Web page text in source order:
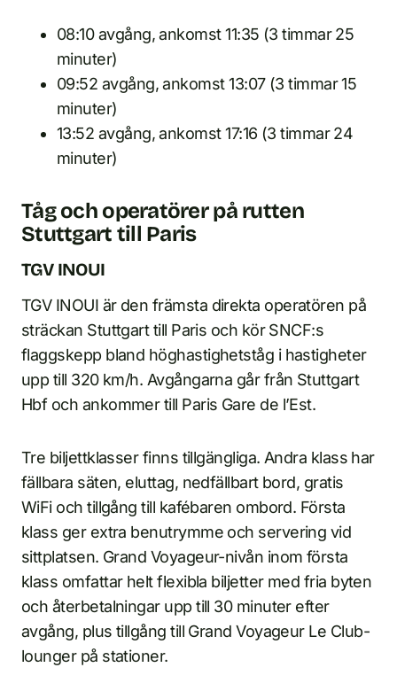
08:10 avgång, ankomst 11:35 (3 timmar 25
minuter)
09:52 avgång, ankomst 13:07 (3 timmar 15
minuter)
13:52 avgång, ankomst 17:16 (3 timmar 24
minuter)
Tåg och operatörer på rutten
Stuttgart till Paris
TGV INOUI
TGV INOUI är den främsta direkta operatören på
sträckan Stuttgart till Paris och kör SNCF:s
flaggskepp bland höghastighetståg i hastigheter
upp till 320 km/h. Avgångarna går från Stuttgart
Hbf och ankommer till Paris Gare de l’Est.
Tre biljettklasser finns tillgängliga. Andra klass har
fällbara säten, eluttag, nedfällbart bord, gratis
WiFi och tillgång till kafébaren ombord. Första
klass ger extra benutrymme och servering vid
sittplatsen. Grand Voyageur-nivån inom första
klass omfattar helt flexibla biljetter med fria byten
och återbetalningar upp till 30 minuter efter
avgång, plus tillgång till Grand Voyageur Le Club-
lounger på stationer.